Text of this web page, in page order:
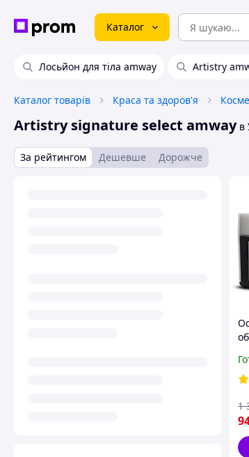
Каталог
Лосьйон для тіла amway Artistry
Каталог товарів Краса та здоров'я
Artistry signature select amwayв
За рейтингом Дешевше Дорожче
1